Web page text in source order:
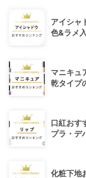
アイシャ
色&ラメ
マニキュ
乾タイプ
口紅おす
プラ・デ
化粧下地